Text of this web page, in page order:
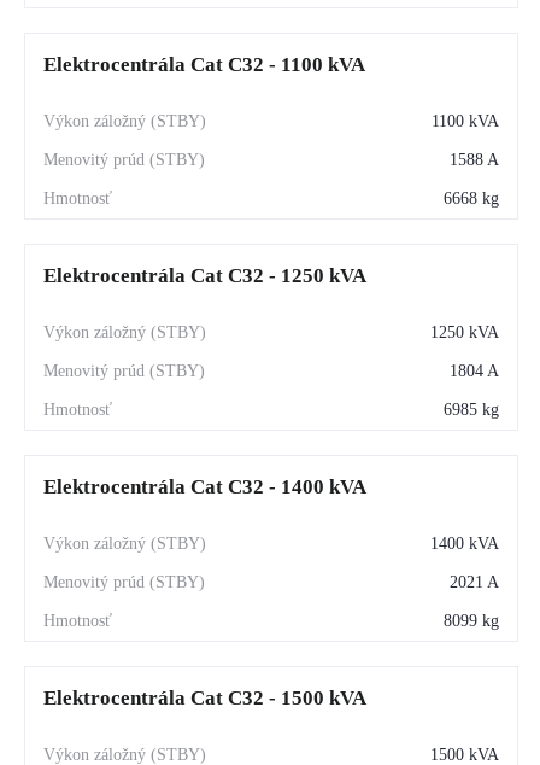
Elektrocentrála Cat C32 - 1100 kVA
1100 kVA
1588 A
6668 kg
Elektrocentrála Cat C32 - 1250 kVA
1250 kVA
1804 A
6985 kg
Elektrocentrála Cat C32 - 1400 kVA
1400 kVA
2021 A
8099 kg
Elektrocentrála Cat C32 - 1500 kVA
1500 kVA